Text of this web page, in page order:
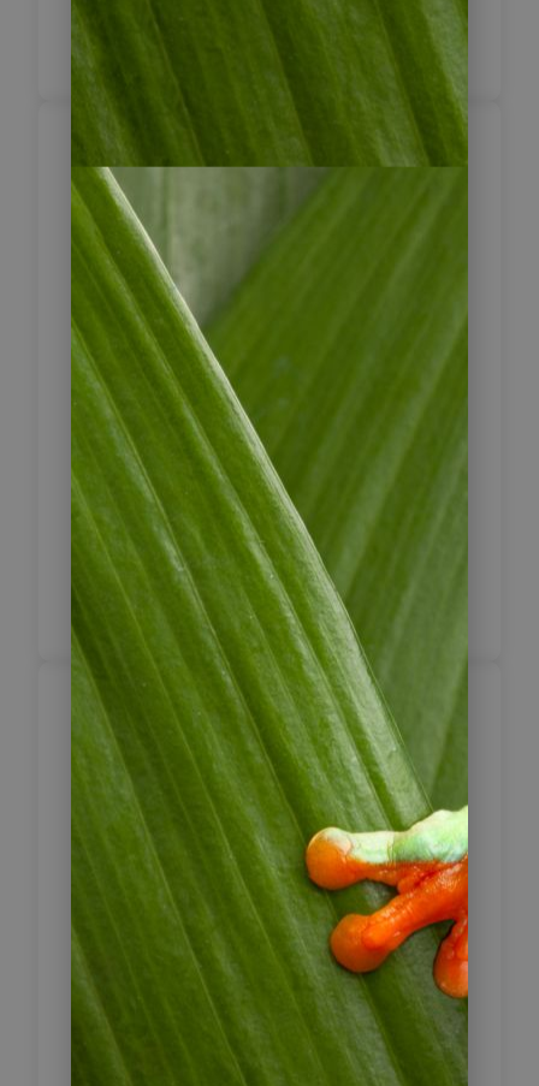
bereits die Stadt auf eigene Faust
erkunden.
3 Trujillo – Chan Chan
Am Morgen lernen Sie während
einer Stadtrundfahrt die Altstadt von
Trujillo kennen. Danach besuchen Sie
die Ruinen von Chan Chan, der
größten nur aus Lehmziegeln
erbauten Stadt der Welt. Weiter geht
es zur Sonnen- und Mondpyramide,
den größten präkolumbischen
Heiligtümern Südamerikas, welche
über 1.500 Jahre alt sind.
Ursprünglich war die
Sonnenpyramide 43 m hoch.
Trujillo – Cajamarca
Mit dem Bus geht es weiter nach
Cajamarca, der Schicksalsstadt für
das Imperium der Inka. Hier wurde
der letzte Inka Atahualpa durch die
Spanier gefangen genommen und
trotz erfüllter Lösegeldforderungen
hingerichtet. Der Nachmittag gehört
Ihnen. Sie können sich langsam an
die Höhe gewöhnen.